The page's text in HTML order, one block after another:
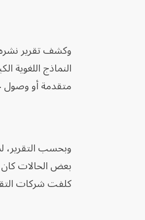
وكشف تقرير
النماذج اللغوية
متقدمة أو وصول
وبحسب التقرير،
بعض الحالات كان
كلفت شركات